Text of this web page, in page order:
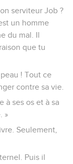
serviteur Job ?
un homme
du mal. Il
que tu
! Tout ce
contre sa vie.
à ses os et à sa
»
Seulement,
Puis il